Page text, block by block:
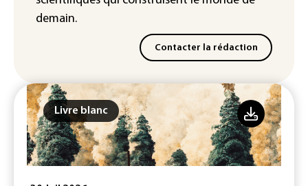
demain.
Contacter la rédaction
Livre blanc